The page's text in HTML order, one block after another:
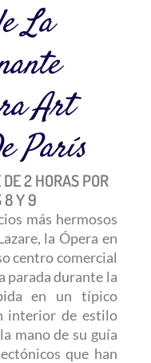
La
Art
París
2 HORAS POR
8 Y 9
más hermosos
la Ópera en
centro comercial
parada durante la
en un típico
interior de estilo
mano de su guía
que han